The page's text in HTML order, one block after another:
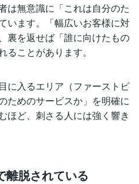
は無意識に「これは自分のた
います。「幅広いお客様に対
裏を返せば「誰に向けたもの
ことがあります。
に入るエリア（ファーストビ
ためのサービスか」を明確に
ほど、刺さる人には強く響き
脱されている